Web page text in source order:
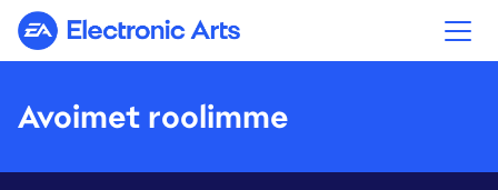
Electronic Arts
Avoimet roolimme